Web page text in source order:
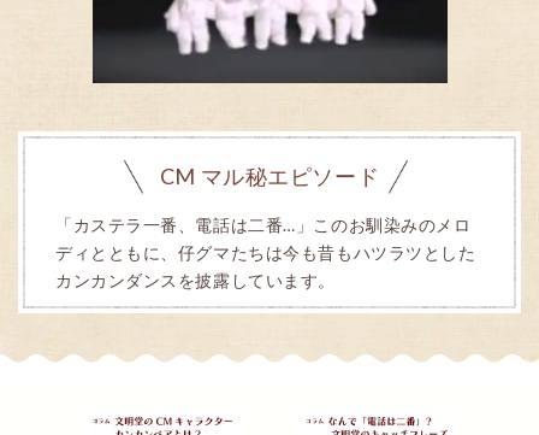
CM マル秘エピソード
「カステラ一番、電話は二番…」このお馴染みのメロ
ディとともに、仔グマたちは今も昔もハツラツとした
カンカンダンスを披露しています。